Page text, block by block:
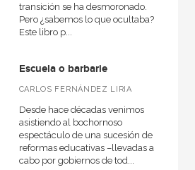
transición se ha desmoronado.
Pero ¿sabemos lo que ocultaba?
Este libro p...
Escuela o barbarie
CARLOS FERNÁNDEZ LIRIA
Desde hace décadas venimos
asistiendo al bochornoso
espectáculo de una sucesión de
reformas educativas –llevadas a
cabo por gobiernos de tod...